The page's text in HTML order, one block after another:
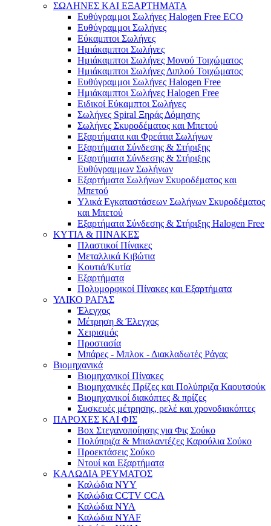
ΣΩΛΗΝΕΣ ΚΑΙ ΕΞΑΡΤΗΜΑΤΑ
Ευθύγραμμοι Σωλήνες Halogen Free ECO
Ευθύγραμμοι Σωλήνες
Εύκαμπτοι Σωλήνες
Ημιάκαμπτοι Σωλήνες
Ημιάκαμπτοι Σωλήνες Μονού Τοιχώματος
Ημιάκαμπτοι Σωλήνες Διπλού Τοιχώματος
Ευθύγραμμοι Σωλήνες Halogen Free
Ημιάκαμπτοι Σωλήνες Halogen Free
Ειδικοί Εύκαμπτοι Σωλήνες
Σωλήνες Spiral Ξηράς Δόμησης
Σωλήνες Σκυροδέματος και Μπετού
Εξαρτήματα και Φρεάτια Σωλήνων
Εξαρτήματα Σύνδεσης & Στήριξης
Εξαρτήματα Σύνδεσης & Στήριξης
Ευθύγραμμων Σωλήνων
Εξαρτήματα Σωλήνων Σκυροδέματος και
Μπετού
Υλικά Εγκαταστάσεων Σωλήνων Σκυροδέματος
και Μπετού
Εξαρτήματα Σύνδεσης & Στήριξης Halogen Free
ΚΥΤΙΑ & ΠΙΝΑΚΕΣ
Πλαστικοί Πίνακες
Μεταλλικά Κιβώτια
Κουτιά/Κυτία
Εξαρτήματα
Πολυμορφικοί Πίνακες και Εξαρτήματα
ΥΛΙΚΟ ΡΑΓΑΣ
Έλεγχος
Μέτρηση & Έλεγχος
Χειρισμός
Προστασία
Μπάρες - Μπλοκ - Διακλαδωτές Ράγας
Βιομηχανικά
Βιομηχανικοί Πίνακες
Βιομηχανικές Πρίζες και Πολύπριζα Καουτσούκ
Βιομηχανικοί διακόπτες & πρίζες
Συσκευές μέτρησης, ρελέ και χρονοδιακόπτες
ΠΑΡΟΧΕΣ ΚΑΙ ΦΙΣ
Box Στεγανοποίησης για Φις Σούκο
Πολύπριζα & Μπαλαντέζες Καρούλια Σούκο
Προεκτάσεις Σούκο
Ντουί και Εξαρτήματα
ΚΑΛΩΔΙΑ ΡΕΥΜΑΤΟΣ
Καλώδια NYY
Καλώδια CCTV CCA
Καλώδια NYA
Καλώδια NYAF